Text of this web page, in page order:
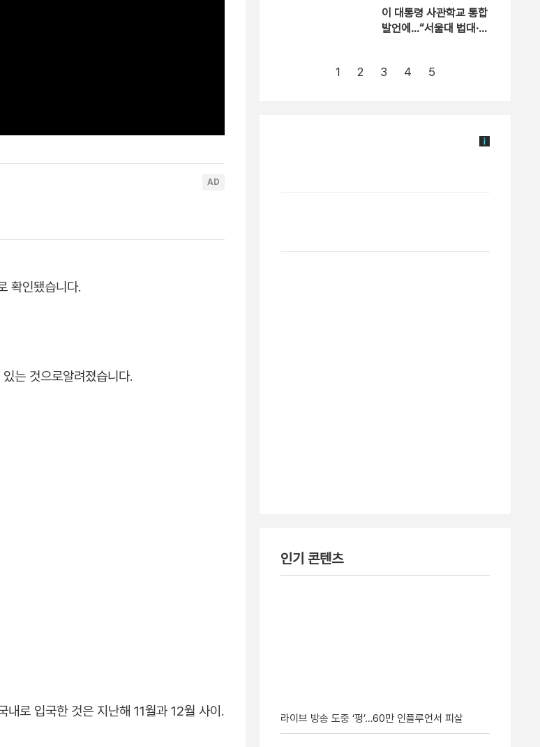
확인됐습니다.
는 것으로알려졌습니다.
로 입국한 것은 지난해 11월과 12월 사이.
이 대통령 사관학교 통합
발언에…“서울대 법대·충
1 2 3 4 5
인기 콘텐츠
라이브 방송 도중 ‘펑’…60만 인플루언서 피살